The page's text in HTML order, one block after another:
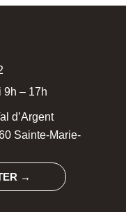
9h – 17h
d’Argent
Sainte-Marie-
→